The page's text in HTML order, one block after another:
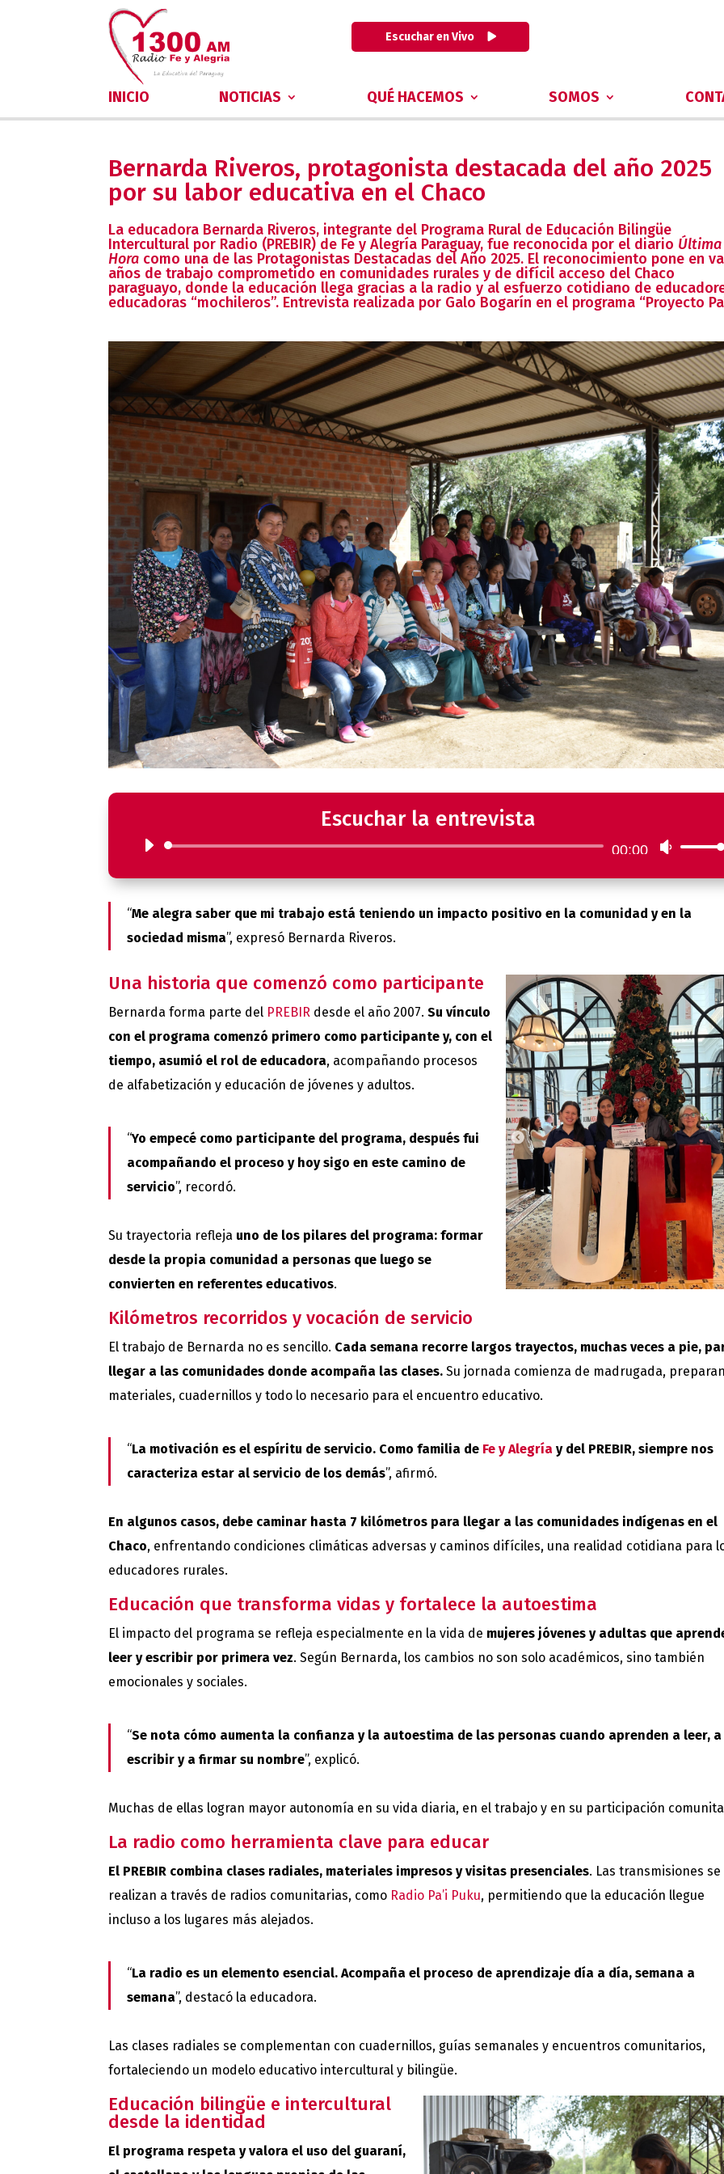
Escuchar en Vivo
INICIO NOTICIAS QUÉ HACEMOS SOMOS
Bernarda Riveros, protagonista destacada del año 2025
por su labor educativa en el Chaco
La educadora Bernarda Riveros, integrante del Programa Rural de Educación Bilingüe
Intercultural por Radio (PREBIR) de Fe y Alegría Paraguay, fue reconocida por el diario Última
Hora como una de las Protagonistas Destacadas del Año 2025. El reconocimiento pone en
años de trabajo comprometido en comunidades rurales y de difícil acceso del Chaco
paraguayo, donde la educación llega gracias a la radio y al esfuerzo cotidiano de
educadoras “mochileros”. Entrevista realizada por Galo Bogarín en el programa “Proyecto
Escuchar la entrevista
Reproductor
00:00
Utiliza
de
para
o
el
volumen.
“Me alegra saber que mi trabajo está teniendo un impacto positivo en la comunidad y en la
sociedad misma”, expresó Bernarda Riveros.
Una historia que comenzó como participante
Bernarda forma parte del PREBIR desde el año 2007.Su vínculo
con el programa comenzó primero como participante y, con el
tiempo, asumió el rol de educadora, acompañando procesos
de alfabetización y educación de jóvenes y adultos.
“Yo empecé como participante del programa, después fui
acompañando el proceso y hoy sigo en este camino de
servicio”, recordó.
Su trayectoria refleja uno de los pilares del programa: formar
desde la propia comunidad a personas que luego se
convierten en referentes educativos.
Kilómetros recorridos y vocación de servicio
El trabajo de Bernarda no es sencillo. Cada semana recorre largos trayectos, muchas veces a pie,
llegar a las comunidades donde acompaña las clases. Su jornada comienza de madrugada,
materiales, cuadernillos y todo lo necesario para el encuentro educativo.
“La motivación es el espíritu de servicio. Como familia de Fe y Alegría y del PREBIR, siempre nos
caracteriza estar al servicio de los demás”, afirmó.
En algunos casos, debe caminar hasta 7 kilómetros para llegar a las comunidades indígenas en el
Chaco, enfrentando condiciones climáticas adversas y caminos difíciles, una realidad cotidiana para
educadores rurales.
Educación que transforma vidas y fortalece la autoestima
El impacto del programa se refleja especialmente en la vida de mujeres jóvenes y adultas que
leer y escribir por primera vez. Según Bernarda, los cambios no son solo académicos, sino también
emocionales y sociales.
“Se nota cómo aumenta la confianza y la autoestima de las personas cuando aprenden a leer, a
escribir y a firmar su nombre”, explicó.
Muchas de ellas logran mayor autonomía en su vida diaria, en el trabajo y en su participación
La radio como herramienta clave para educar
El PREBIR combina clases radiales, materiales impresos y visitas presenciales. Las transmisiones se
realizan a través de radios comunitarias, como Radio Pa’i Puku, permitiendo que la educación llegue
incluso a los lugares más alejados.
“La radio es un elemento esencial. Acompaña el proceso de aprendizaje día a día, semana a
semana”, destacó la educadora.
Las clases radiales se complementan con cuadernillos, guías semanales y encuentros comunitarios,
fortaleciendo un modelo educativo intercultural y bilingüe.
Educación bilingüe e intercultural
desde la identidad
El programa respeta y valora el uso del guaraní,